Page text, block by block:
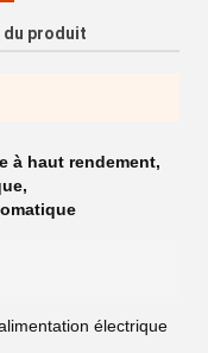
du produit
à haut rendement,
,
électrique